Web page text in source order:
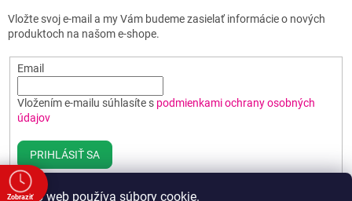
Tento web používa súbory cookie.
Vložte svoj e-mail a my Vám budeme zasielať informácie o nových
produktoch na našom e-shope.
Email
Vložením e-mailu súhlasíte s podmienkami ochrany osobných
údajov
PRIHLÁSIŤ SA
Zobraziť